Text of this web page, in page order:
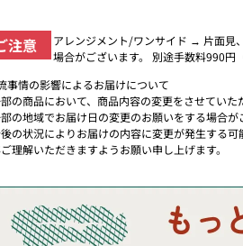
注意
アレンジメント/ワンサイド → 片面見
場合がございます。 別途手数料990円
事情の影響によるお届けについて
部の商品において、商品内容の変更をさせてい
部の地域でお届け日の変更のお願いをする場合が
後の状況によりお届けの内容に変更が発生する可
理解いただきますようお願い申し上げます。